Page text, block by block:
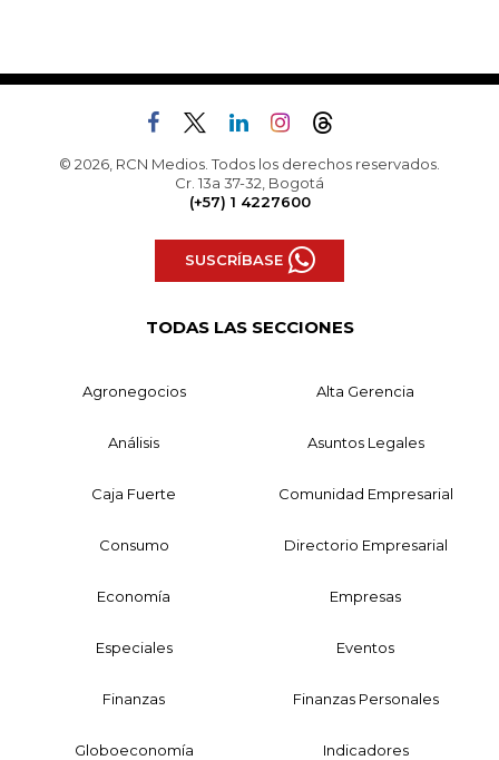
© 2026, RCN Medios. Todos los derechos reservados.
Cr. 13a 37-32, Bogotá
(+57) 1 4227600
SUSCRÍBASE
TODAS LAS SECCIONES
Agronegocios Alta Gerencia
Análisis Asuntos Legales
Caja Fuerte Comunidad Empresarial
Consumo Directorio Empresarial
Economía Empresas
Especiales Eventos
Finanzas Finanzas Personales
Globoeconomía Indicadores